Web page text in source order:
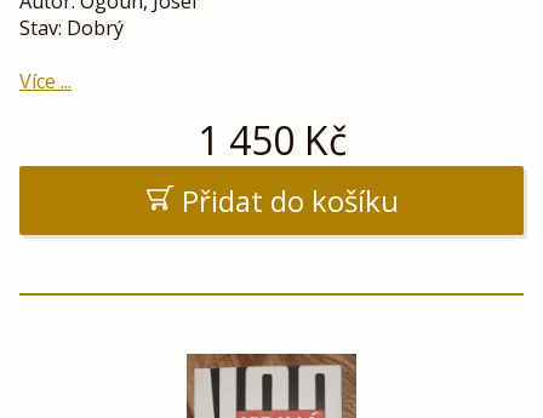
Stav: Dobrý
Více ...
1 450 Kč
Přidat do košíku